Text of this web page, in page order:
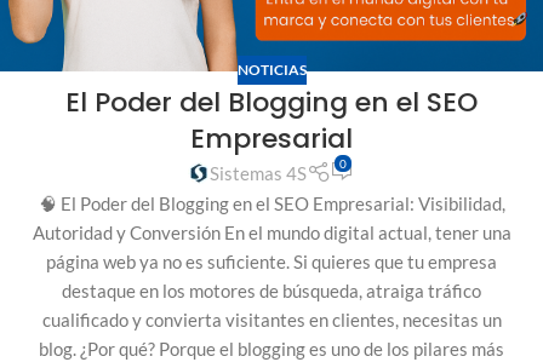
NOTICIAS
El Poder del Blogging en el SEO
Empresarial
Sistemas 4S 0
🧠 El Poder del Blogging en el SEO Empresarial: Visibilidad,
Autoridad y Conversión En el mundo digital actual, tener una
página web ya no es suficiente. Si quieres que tu empresa
destaque en los motores de búsqueda, atraiga tráfico
cualificado y convierta visitantes en clientes, necesitas un
blog. ¿Por qué? Porque el blogging es uno de los pilares más